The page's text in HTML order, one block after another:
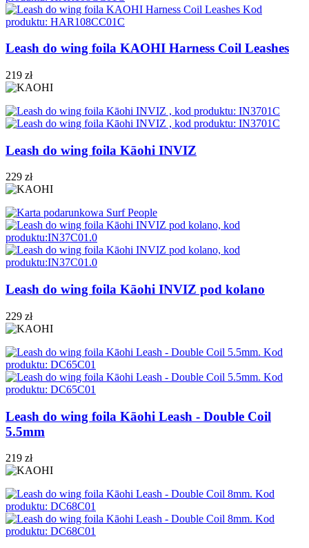
Leash do wing foila KAOHI Harness Coil Leashes
219 zł
Leash do wing foila Kāohi INVIZ
229 zł
Leash do wing foila Kāohi INVIZ pod kolano
229 zł
Leash do wing foila Kāohi Leash - Double Coil
5.5mm
219 zł